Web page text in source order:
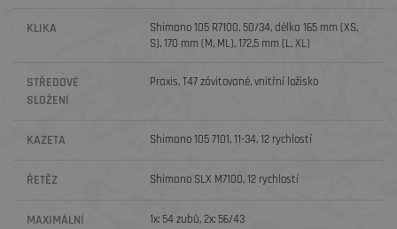
KLIKA
Shimano 105 R7100, 50/34, délka 165 mm (XS,
S), 170 mm (M, ML), 172,5 mm (L, XL)
STŘEDOVÉ
SLOŽENÍ
Praxis, T47 závitované, vnitřní ložisko
KAZETA Shimano 105 7101, 11-34, 12 rychlostí
ŘETĚZ Shimano SLX M7100, 12 rychlostí
MAXIMÁLNÍ
1x: 54 zubů, 2x: 56/43